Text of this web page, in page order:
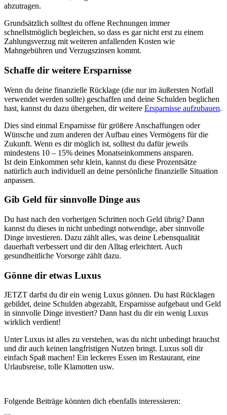
abzutragen.
Grundsätzlich solltest du offene Rechnungen immer
schnellstmöglich begleichen, so dass es gar nicht erst zu einem
Zahlungsverzug mit weiteren anfallenden Kosten wie
Mahngebühren und Verzugszinsen kommt.
Schaffe dir weitere Ersparnisse
Wenn du deine finanzielle Rücklage (die nur im äußersten Notfall
verwendet werden sollte) geschaffen und deine Schulden beglichen
hast, kannst du dazu übergehen, dir weitere Ersparnisse aufzubauen.
Dies sind einmal Ersparnisse für größere Anschaffungen oder
Wünsche und zum anderen der Aufbau eines Vermögens für die
Zukunft. Wenn es dir möglich ist, solltest du dafür jeweils
mindestens 10 – 15% deines Monatseinkommens ansparen.
Ist dein Einkommen sehr klein, kannst du diese Prozentsätze
natürlich auch individuell an deine persönliche finanzielle Situation
anpassen.
Gib Geld für sinnvolle Dinge aus
Du hast nach den vorherigen Schritten noch Geld übrig? Dann
kannst du dieses in nicht unbedingt notwendige, aber sinnvolle
Dinge investieren. Dazu zählt alles, was deine Lebensqualität
dauerhaft verbessert und dir den Alltag erleichtert. Auch
gesundheitliche Vorsorge zählt dazu.
Gönne dir etwas Luxus
JETZT darfst du dir ein wenig Luxus gönnen. Du hast Rücklagen
gebildet, deine Schulden abgezahlt, Ersparnisse aufgebaut und Geld
in sinnvolle Dinge investiert? Dann hast du dir ein wenig Luxus
wirklich verdient!
Unter Luxus ist alles zu verstehen, was du nicht unbedingt brauchst
und dir auch keinen langfristigen Nutzen bringt. Luxus soll dir
einfach Spaß machen! Ein leckeres Essen im Restaurant, eine
Urlaubsreise, tolle Klamotten usw.
Folgende Beiträge könnten dich ebenfalls interessieren: